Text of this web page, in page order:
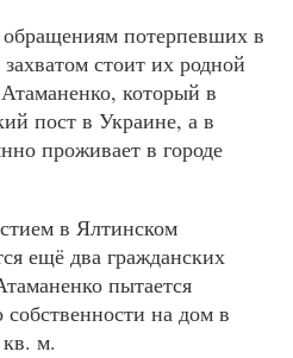
потерпевших в
стоит их родной
который в
пост в Украине, а в
проживает в городе
в Ялтинском
ещё два гражданских
пытается
собственности на дом в
м.